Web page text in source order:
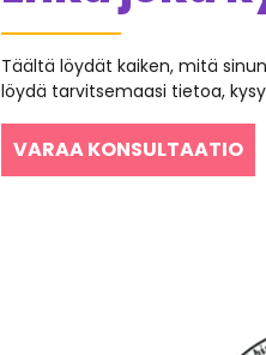
Täältä löydät kaiken, mitä
löydä tarvitsemaasi tietoa,
VARAA KONSULTAATIO